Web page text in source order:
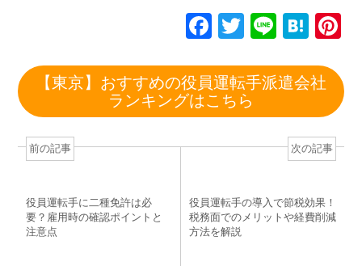
F
c
e
o
k
T
tt
er
Li
e
H
e
a
e
【東京】おすすめの役員運転手派遣会社
ランキングはこちら
前の記事
役員運転手に二種免許は必
要？雇用時の確認ポイントと
注意点
次の記事
役員運転手の導入で節税効果！
税務面でのメリットや経費削減
方法を解説